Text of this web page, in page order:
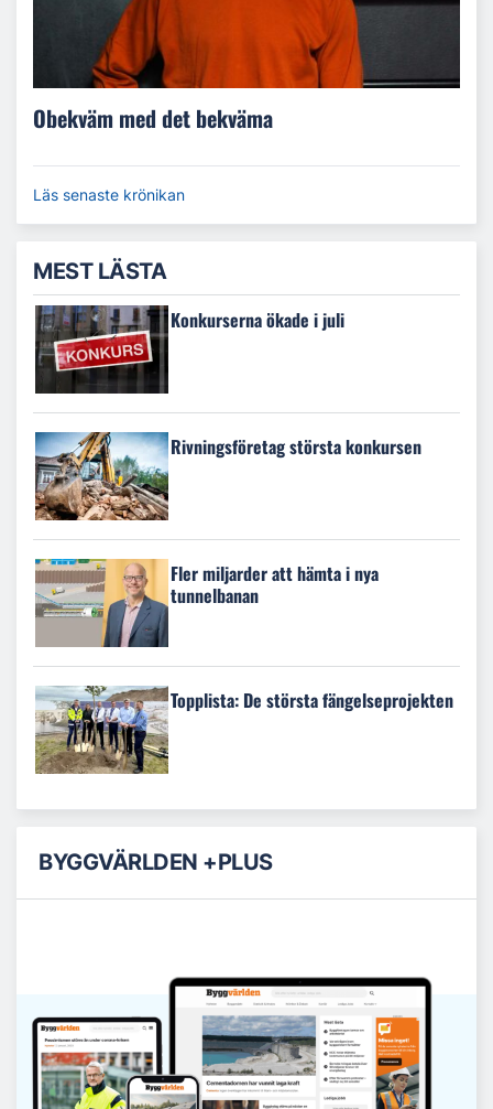
Obekväm med det bekväma
Läs senaste krönikan
MEST LÄSTA
Konkurserna ökade i juli
Rivningsföretag största konkursen
Fler miljarder att hämta i nya
tunnelbanan
Topplista: De största fängelseprojekten
BYGGVÄRLDEN +PLUS